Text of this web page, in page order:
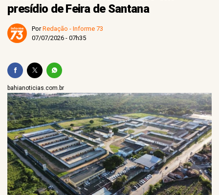
presídio de Feira de Santana
PorRedação - Informe 73
07/07/2026 - 07h35
bahianoticias.com.br